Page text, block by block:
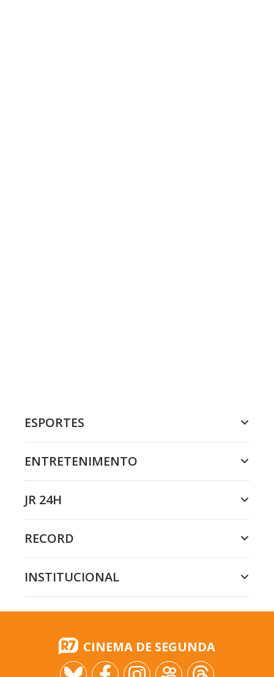
ESPORTES
ENTRETENIMENTO
JR 24H
RECORD
INSTITUCIONAL
CINEMA DE SEGUNDA